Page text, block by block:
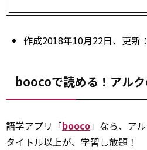
作成2018年10月22日、更新
boocoで読める！アル
語学アプリ「booco」なら、ア
タイトル以上が、学習し放題！